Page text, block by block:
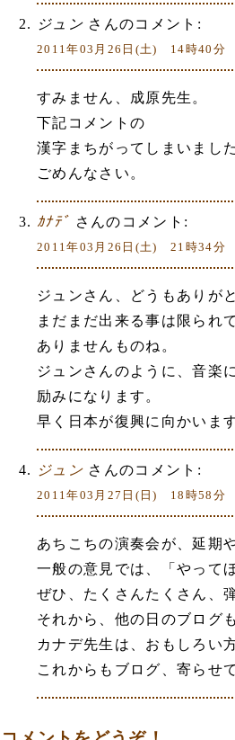
ジュン さんのコメント:
2011年03月26日(土) 14時40分
すみません、成原先生。
下記コメントの
漢字まちがってしまいました
ごめんなさい。
ｶﾅﾃﾞ さんのコメント:
2011年03月26日(土) 21時34分
ジュンさん、どうもありが
まだまだ出来る事は限られ
ありませんものね。
ジュンさんのように、音楽
励みになります。
早く日本が復興に向かいま
ジュン さんのコメント:
2011年03月27日(日) 18時58分
あちこちの演奏会が、延期
一般の意見では、「やって
ぜひ、たくさんたくさん、
それから、他の日のブログ
カナデ先生は、おもしろい
これからもブログ、寄らせ